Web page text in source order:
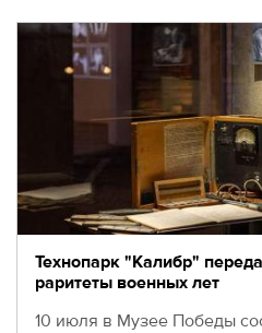
Технопарк "Калибр"
раритеты военных лет
10 июля в Музее Победы